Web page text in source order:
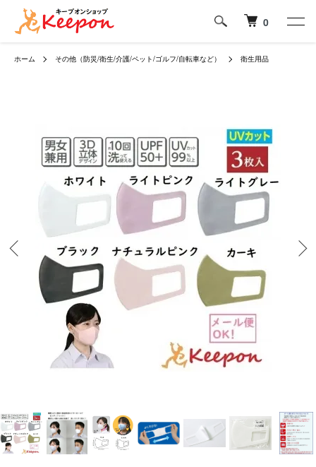
0
ホーム その他（防災/衛生/介護/ペット/ゴルフ/自転車など） 衛生用品